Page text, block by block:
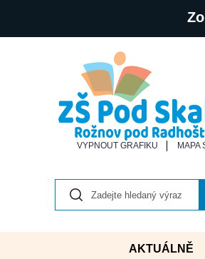
VYPNOUT GRAFIKU MAPA
AKTUÁLNĚ